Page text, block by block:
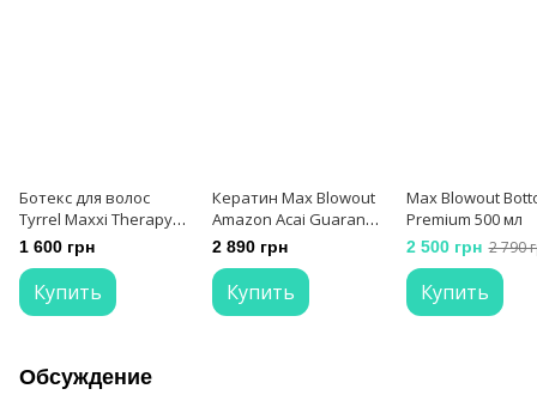
Ботекс для волос
Tyrrel Maxxi Therapy
Moisture, 500 мл
1 600 грн
Купить
Кератин Max Blowout
Amazon Acai Guarana -
Облегчённый состав
для выпрямления
волос 500 мл
2 890 грн
Купить
Max Blowout
Premium 500 мл
2 500 грн 2 790
Купить
Обсуждение